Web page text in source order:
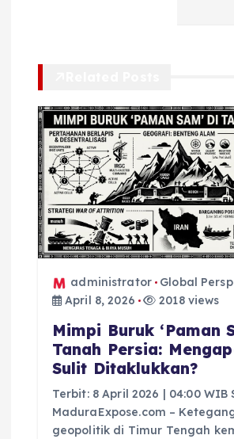
administrator
Global
April 8, 2026
2018 views
Mimpi Buruk ‘Paman
Tanah Persia:
Sulit Ditaklukkan?
Terbit: 8 April 2026 | 04:00 WIB
MaduraExpose.com –
geopolitik di Timur Tengah